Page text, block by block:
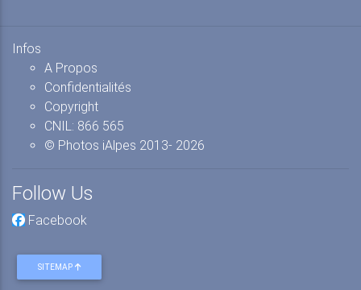
Infos
A Propos
Confidentialités
Copyright
CNIL: 866 565
© Photos iAlpes 2013- 2026
Follow Us
Facebook
SITEMAP